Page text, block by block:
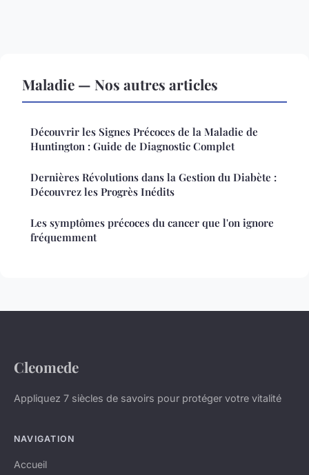
Maladie — Nos autres articles
Découvrir les Signes Précoces de la Maladie de
Huntington : Guide de Diagnostic Complet
Dernières Révolutions dans la Gestion du Diabète :
Découvrez les Progrès Inédits
Les symptômes précoces du cancer que l'on ignore
fréquemment
Cleomede
Appliquez 7 siècles de savoirs pour protéger votre vitalité
NAVIGATION
Accueil